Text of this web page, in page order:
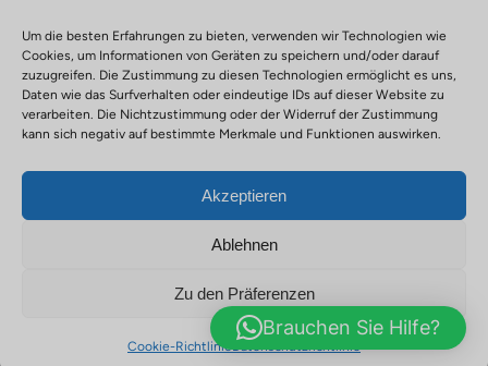
Um die besten Erfahrungen zu bieten, verwenden wir Technologien wie
Cookies, um Informationen von Geräten zu speichern und/oder darauf
zuzugreifen. Die Zustimmung zu diesen Technologien ermöglicht es uns,
Daten wie das Surfverhalten oder eindeutige IDs auf dieser Website zu
verarbeiten. Die Nichtzustimmung oder der Widerruf der Zustimmung
kann sich negativ auf bestimmte Merkmale und Funktionen auswirken.
Akzeptieren
Ablehnen
Zu den Präferenzen
Cookie-RichtlinieDatenschutzrichtlinie
Reiseveranstalter ATOUT FRANCE Nr. IM971100004 - Haftpflicht
DatenschutzrichtlinieRechtliche Hinweise
Cookie-Richtlinie
Gesetzliche Dokumente
© 2023 VERT-INTENSE.Erstellt vonITGwada
Brauchen Sie Hilfe?